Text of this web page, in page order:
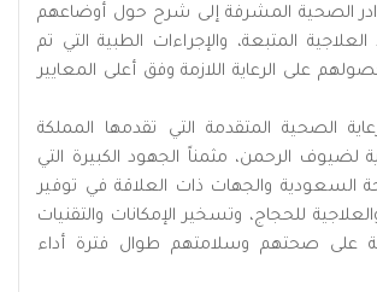
الصحية المشرفة إلى شرح حول أوضاعهم
المتبعة، والإجراءات الطبية التي تم
على الرعاية اللازمة وفق أعلى المعايير
الصحية المتقدمة التي تقدمها المملكة
لضيوف الرحمن، مثمناً الجهود الكبيرة التي
السعودية والجهات ذات العلاقة في توفير
للحجاج، وتسخير الإمكانات والتقنيات
على صحتهم وسلامتهم طوال فترة أداء